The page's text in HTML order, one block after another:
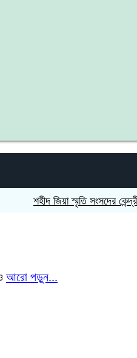
শহীদ জিয়া স্মৃতি সংসদের কেন্দ্রীয়
আরো পড়ুন...